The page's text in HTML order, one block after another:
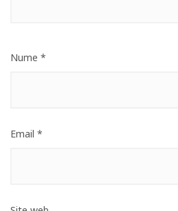
Nume *
Email *